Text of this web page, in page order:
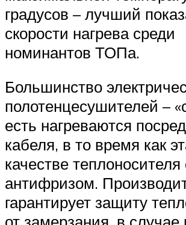
градусов – лучший
скорости нагрева среди
номинантов ТОПа.
Большинство
полотенцесушителей –
есть нагреваются
кабеля, в то время как
качестве
антифризом.
гарантирует защиту